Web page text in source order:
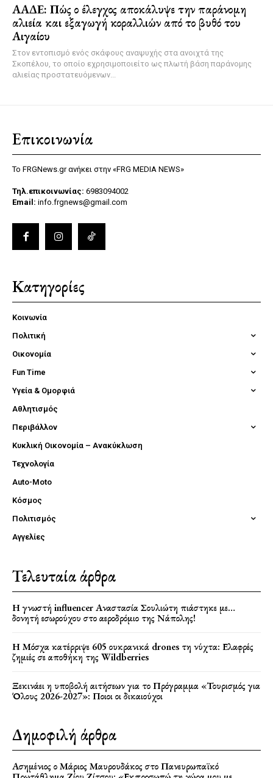
ΑΑΔΕ: Πώς ο έλεγχος αποκάλυψε την παράνομη
αλιεία και εξαγωγή κοραλλιών από το βυθό του
Αιγαίου
Στον εντοπισμό ενός σκάφους αναψυχής στα ανοιχτά της
Σκοπέλου, το οποίο εχρησιμοποιείτο ως πλωτή βάση παράνομης
αλιείας προστατευόμενων...
Επικοινωνία
Το FRGNews.gr ανήκει στην «FRG MEDIA NEWS»
Τηλ.επικοινωνίας: 6983094002
Email: info.frgnews@gmail.com
Κατηγορίες
Κοινωνία
Πολιτική
Οικονομία
Fun Time
Υγεία & Ομορφιά
Αθλητισμός
Περιβάλλον
Κυκλική Οικονομία – Ανακύκλωση
Τεχνολογία
Auto-Moto
Κόσμος
Πολιτισμός
Αγγελίες
Τελευταία άρθρα
Η γνωστή influencer Αναστασία Σουλιώτη πιάστηκε με…
δονητή εσωρούχου στο αεροδρόμιο της Νάπολης!
Η Μόσχα κατέρριψε 605 ουκρανικά drones τη νύχτα: Ελαφρές
ζημιές σε αποθήκη της Wildberries
Ξεκινάει η υποβολή αιτήσεων για το Πρόγραμμα «Τουρισμός για
Όλους 2026-2027»: Ποιοι οι δικαιούχοι
Δημοφιλή άρθρα
Ασημένιος ο Μάριος Μαυρουδάκος στο Πανευρωπαϊκό